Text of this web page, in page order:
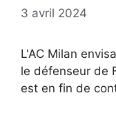
3 avril 2024
L'AC Milan
le défenseur de
est en fin de